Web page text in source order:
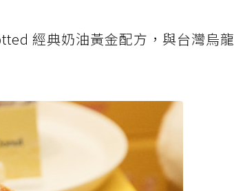
經典奶油黃金配方，與台灣烏龍